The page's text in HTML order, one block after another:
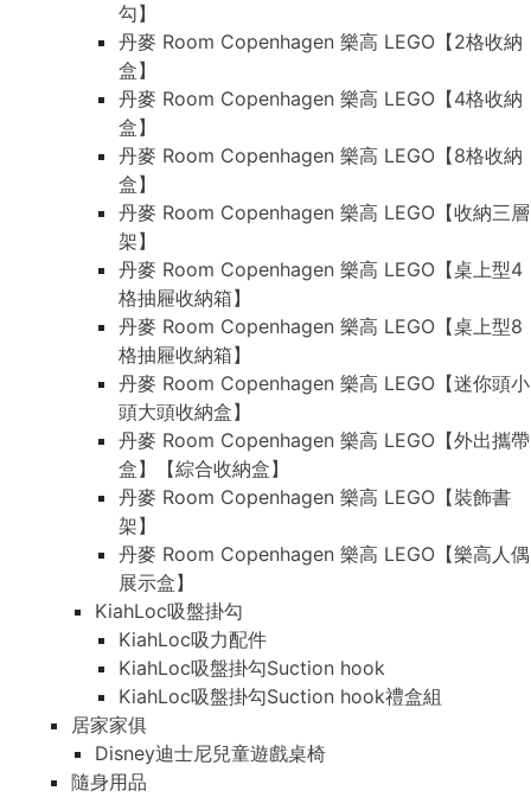
勾】
丹麥 Room Copenhagen 樂高 LEGO【2格收納
盒】
丹麥 Room Copenhagen 樂高 LEGO【4格收納
盒】
丹麥 Room Copenhagen 樂高 LEGO【8格收納
盒】
丹麥 Room Copenhagen 樂高 LEGO【收納三層
架】
丹麥 Room Copenhagen 樂高 LEGO【桌上型4
格抽屜收納箱】
丹麥 Room Copenhagen 樂高 LEGO【桌上型8
格抽屜收納箱】
丹麥 Room Copenhagen 樂高 LEGO【迷你頭小
頭大頭收納盒】
丹麥 Room Copenhagen 樂高 LEGO【外出攜帶
盒】【綜合收納盒】
丹麥 Room Copenhagen 樂高 LEGO【裝飾書
架】
丹麥 Room Copenhagen 樂高 LEGO【樂高人偶
展示盒】
KiahLoc吸盤掛勾
KiahLoc吸力配件
KiahLoc吸盤掛勾Suction hook
KiahLoc吸盤掛勾Suction hook禮盒組
居家家俱
Disney迪士尼兒童遊戲桌椅
隨身用品